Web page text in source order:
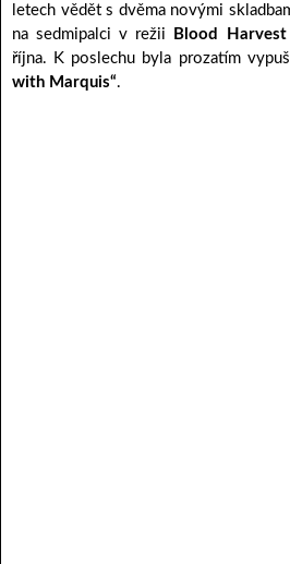
letech vědět s dvěma novými
na sedmipalci v režii
Blood Harvest
října. K poslechu byla prozatím
with Marquis“.